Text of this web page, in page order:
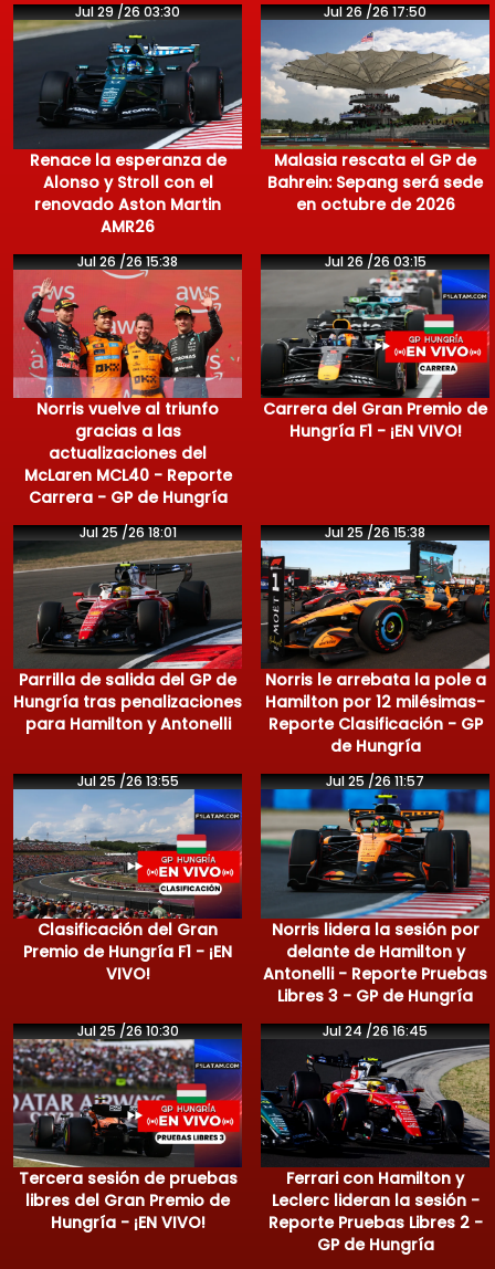
Jul 29 /26 03:30
Renace la esperanza de
Alonso y Stroll con el
renovado Aston Martin
AMR26
Jul 26 /26 17:50
Malasia rescata el GP de
Bahrein: Sepang será sede
en octubre de 2026
Jul 26 /26 15:38
Norris vuelve al triunfo
gracias a las
actualizaciones del
McLaren MCL40 - Reporte
Carrera - GP de Hungría
Jul 26 /26 03:15
Carrera del Gran Premio de
Hungría F1 - ¡EN VIVO!
Jul 25 /26 18:01
Parrilla de salida del GP de
Hungría tras penalizaciones
para Hamilton y Antonelli
Jul 25 /26 15:38
Norris le arrebata la pole a
Hamilton por 12 milésimas-
Reporte Clasificación - GP
de Hungría
Jul 25 /26 13:55
Clasificación del Gran
Premio de Hungría F1 - ¡EN
VIVO!
Jul 25 /26 11:57
Norris lidera la sesión por
delante de Hamilton y
Antonelli - Reporte Pruebas
Libres 3 - GP de Hungría
Jul 25 /26 10:30
Tercera sesión de pruebas
libres del Gran Premio de
Hungría - ¡EN VIVO!
Jul 24 /26 16:45
Ferrari con Hamilton y
Leclerc lideran la sesión -
Reporte Pruebas Libres 2 -
GP de Hungría